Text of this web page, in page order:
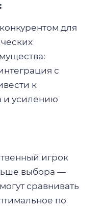
для
с
к
и усилению
игрок
выбора —
сравнивать
по